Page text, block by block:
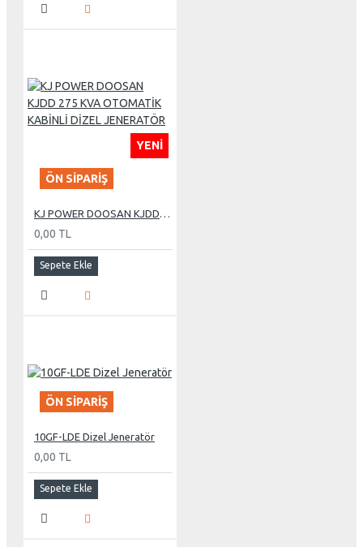
YENI
ÖN SIPARIŞ
KJ POWER DOOSAN KJDD 275 KVA OTOMATİK KABİNLİ DİZEL JENERATÖR
0,00 TL
Sepete Ekle
ÖN SIPARIŞ
10GF-LDE Dizel Jeneratör
0,00 TL
Sepete Ekle